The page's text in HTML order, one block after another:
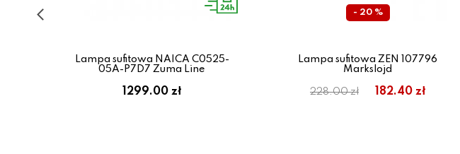
Lampa sufitowa NAICA C0525-
05A-P7D7 Zuma Line
1299.00 zł
- 20 %
Lampa sufitowa ZEN 107796
Markslojd
228.00 zł 182.40 zł